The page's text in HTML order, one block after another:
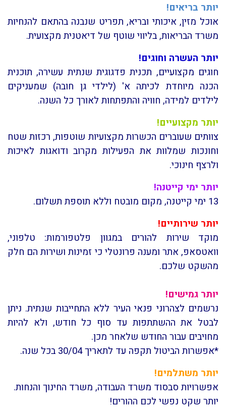
יותר בריאים!
אוכל מזין, איכותי ובריא, תפריט שנבנה בהתאם להנחיות
משרד הבריאות, בליווי שוטף של דיאטנית מקצועית.
יותר העשרה וחוגים!
חוגים מקצועיים, תכנית פדגוגית שנתית עשירה, תוכנית
הכנה מיוחדת לכיתה א' (לילדי גן חובה) שמעניקים
לילדים למידה, חוויה והתפתחות לאורך כל השנה.
יותר מקצועיים!
צוותים שעוברים הכשרות מקצועיות שוטפות, רכזות שטח
וחונכות שמלוות את הפעילות מקרוב ודואגות לאיכות
ולרצף חינוכי.
יותר ימי קייטנה!
13 ימי קייטנה, מקום מובטח וללא תוספת תשלום.
יותר שירותיים!
מוקד שירות להורים במגוון פלטפורמות: טלפוני,
וואטסאפ, אתר ומענה פרונטלי כי זמינות ושירות הם חלק
מהשקט שלכם.
יותר גמישים!
נרשמים לצהרוני פנאי העיר ללא התחייבות שנתית. ניתן
לבטל את ההשתתפות עד סוף כל חודש, ולא להיות
מחויבים עבור החודש שלאחר מכן.
*אפשרות הביטול תקפה עד לתאריך 30/04 בכל שנה.
יותר משתלמים!
אפשרויות סבסוד משרד העבודה, משרד החינוך והנחות.
יותר שקט נפשי לכם ההורים!